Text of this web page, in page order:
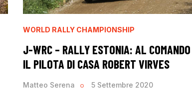
WORLD RALLY CHAMPIONSHIP
J-WRC – RALLY ESTONIA: AL COMANDO
IL PILOTA DI CASA ROBERT VIRVES
Matteo Serena 5 Settembre 2020